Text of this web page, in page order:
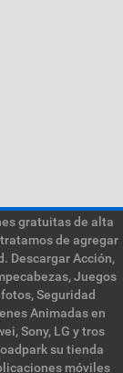
gratuitas de alta
de agregar
Descargar Acción,
Juegos
Seguridad
Animadas en
Sony, LG y tros
su tienda
móviles